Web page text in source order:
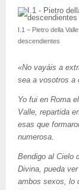
I.1 – Pietro della
descendientes
«No vayáis a
sea a vosotros a
Yo fui en Roma
Valle, repartida
esas que
numerosa.
Bendigo al Cielo
Divina, pueda
ambos sexos, lo